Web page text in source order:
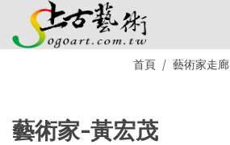
首頁 藝術家走廊
藝術家-黃宏茂